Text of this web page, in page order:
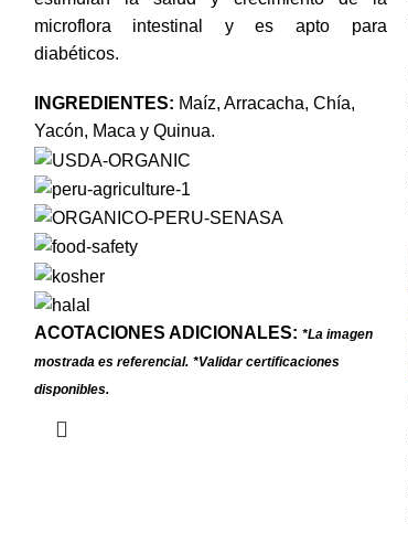
microflora intestinal y es apto para
diabéticos.
INGREDIENTES: Maíz, Arracacha, Chía,
Yacón, Maca y Quinua.
ACOTACIONES ADICIONALES: *La imagen
mostrada es referencial. *Validar certificaciones
disponibles.